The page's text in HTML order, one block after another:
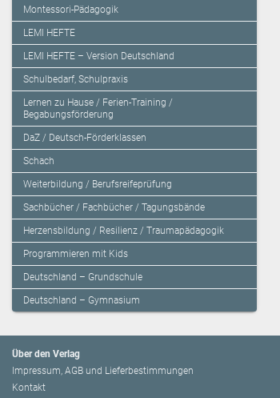
Montessori-Pädagogik
LEMI HEFTE
LEMI HEFTE – Version Deutschland
Schulbedarf, Schulpraxis
Lernen zu Hause / Ferien-Training /
Begabungsförderung
DaZ / Deutsch-Förderklassen
Schach
Weiterbildung / Berufsreifeprüfung
Sachbücher / Fachbücher / Tagungsbände
Herzensbildung / Resilienz / Traumapädagogik
Programmieren mit Kids
Deutschland – Grundschule
Deutschland – Gymnasium
Über den Verlag
Impressum, AGB und Lieferbestimmungen
Kontakt